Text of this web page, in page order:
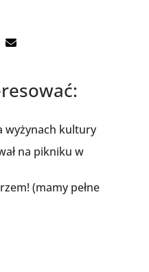
wyżynach kultury
na pikniku w
(mamy pełne